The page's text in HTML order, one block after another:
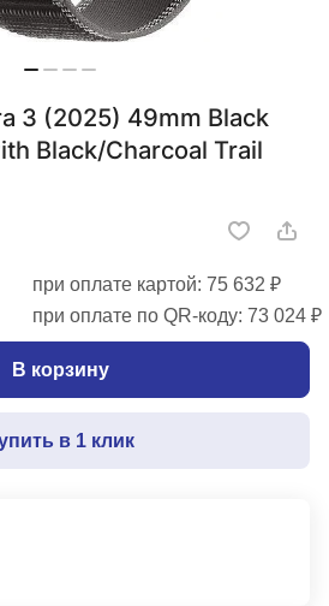
3 (2025) 49mm Black
Black/Charcoal Trail
при оплате картой: 75 632 ₽
при оплате по QR-коду: 73 024 ₽
В корзину
в 1 клик